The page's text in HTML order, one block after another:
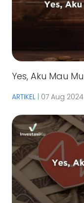
Yes, Aku Mau
ARTIKEL 07 Aug 2024